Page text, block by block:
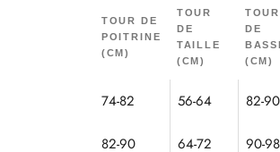
TOUR DE
POITRINE
(CM)
TOUR
DE
TAILLE
(CM)
TOUR
DE
(CM)
74-82 56-64 82-90
82-90 64-72 90-98